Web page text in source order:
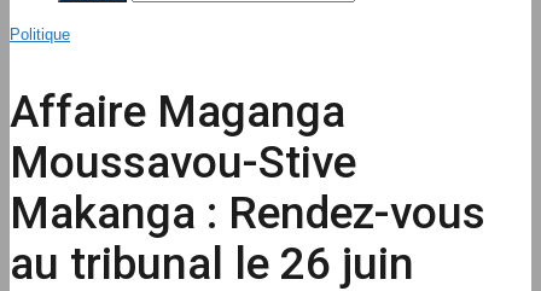
Politique
Affaire Maganga
Moussavou-Stive
Makanga : Rendez-vous
au tribunal le 26 juin